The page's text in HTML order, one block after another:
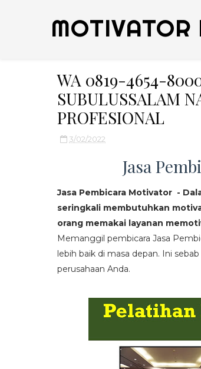
MOTIVATOR
WA 0819-4654-
SUBULUSSALAM
PROFESIONAL
3/02/2022
Jasa
Jasa Pembicara Motivator -
seringkali membutuhkan
orang memakai layanan
Memanggil pembicara Jasa
lebih baik di masa depan. Ini
perusahaan Anda.